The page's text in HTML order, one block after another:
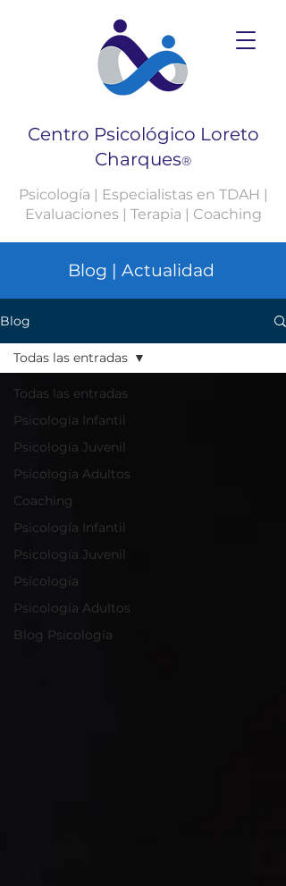
Centro Psicológico Loreto
Charques®
Psicología | Especialistas en TDAH |
Evaluaciones | Terapia | Coaching
Blog | Actualidad
Blog
Todas las entradas
Psicología Infantil
Psicología Juvenil
Psicología Adultos
Coaching
Psicología Infantil
Psicología Juvenil
Psicología
Psicología Adultos
Blog Psicología
Todas las entradas